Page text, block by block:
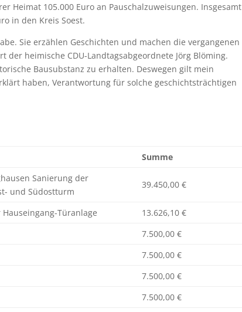
Heimat 105.000 Euro an Pauschalzuweisungen. Insgesamt
in den Kreis Soest.
Sie erzählen Geschichten und machen die vergangenen
heimische CDU-Landtagsabgeordnete Jörg Blöming.
Bausubstanz zu erhalten. Deswegen gilt mein
haben, Verantwortung für solche geschichtsträchtigen
Summe
Sanierung der
und Südostturm
39.450,00 €
Türanlage
13.626,10 €
7.500,00 €
7.500,00 €
7.500,00 €
7.500,00 €